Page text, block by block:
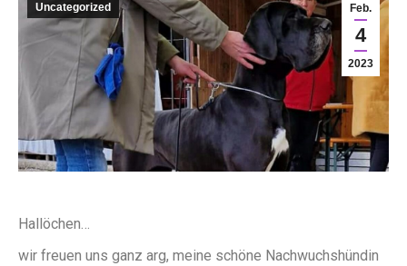
Feb.
4
2023
Uncategorized
Hallöchen…
wir freuen uns ganz arg, meine schöne Nachwuchshündin